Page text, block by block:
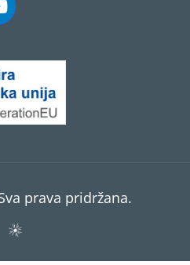
prava pridržana.